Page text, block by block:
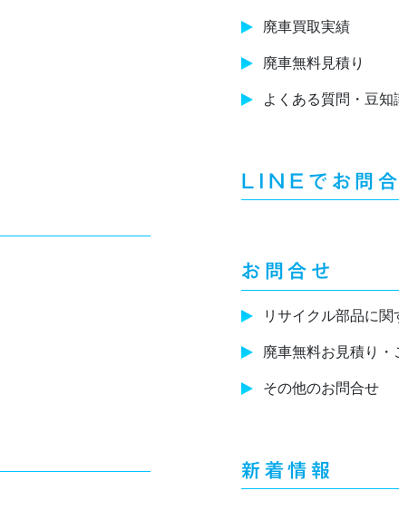
廃車買取実績
廃車無料見積り
よくある質問・豆知
LINEでお問
お問合せ
リサイクル部品に関
廃車無料お見積り
その他のお問合せ
新着情報